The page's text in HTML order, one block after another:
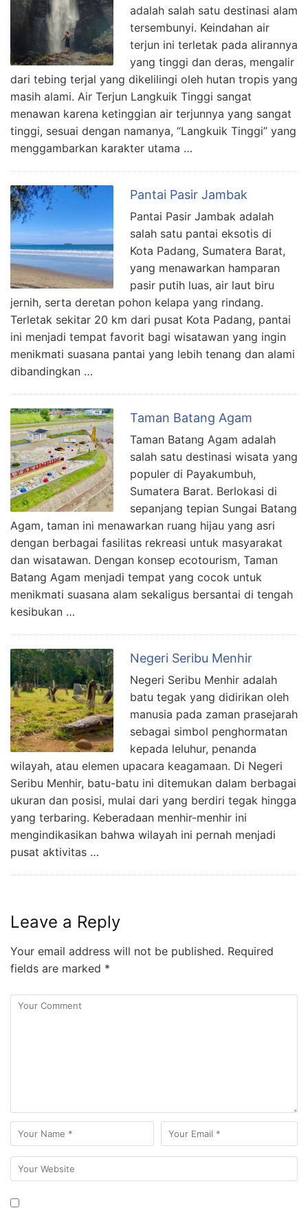
adalah salah satu destinasi alam
tersembunyi. Keindahan air
terjun ini terletak pada alirannya
yang tinggi dan deras, mengalir
dari tebing terjal yang dikelilingi oleh hutan tropis yang
masih alami. Air Terjun Langkuik Tinggi sangat
menawan karena ketinggian air terjunnya yang sangat
tinggi, sesuai dengan namanya, “Langkuik Tinggi” yang
menggambarkan karakter utama …
Pantai Pasir Jambak
Pantai Pasir Jambak adalah
salah satu pantai eksotis di
Kota Padang, Sumatera Barat,
yang menawarkan hamparan
pasir putih luas, air laut biru
jernih, serta deretan pohon kelapa yang rindang.
Terletak sekitar 20 km dari pusat Kota Padang, pantai
ini menjadi tempat favorit bagi wisatawan yang ingin
menikmati suasana pantai yang lebih tenang dan alami
dibandingkan …
Taman Batang Agam
Taman Batang Agam adalah
salah satu destinasi wisata yang
populer di Payakumbuh,
Sumatera Barat. Berlokasi di
sepanjang tepian Sungai Batang
Agam, taman ini menawarkan ruang hijau yang asri
dengan berbagai fasilitas rekreasi untuk masyarakat
dan wisatawan. Dengan konsep ecotourism, Taman
Batang Agam menjadi tempat yang cocok untuk
menikmati suasana alam sekaligus bersantai di tengah
kesibukan …
Negeri Seribu Menhir
Negeri Seribu Menhir adalah
batu tegak yang didirikan oleh
manusia pada zaman prasejarah
sebagai simbol penghormatan
kepada leluhur, penanda
wilayah, atau elemen upacara keagamaan. Di Negeri
Seribu Menhir, batu-batu ini ditemukan dalam berbagai
ukuran dan posisi, mulai dari yang berdiri tegak hingga
yang terbaring. Keberadaan menhir-menhir ini
mengindikasikan bahwa wilayah ini pernah menjadi
pusat aktivitas …
Leave a Reply
Your email address will not be published. Required
fields are marked *